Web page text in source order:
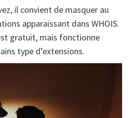
il convient de masquer au
apparaissant dans WHOIS.
gratuit, mais fonctionne
type d’extensions.